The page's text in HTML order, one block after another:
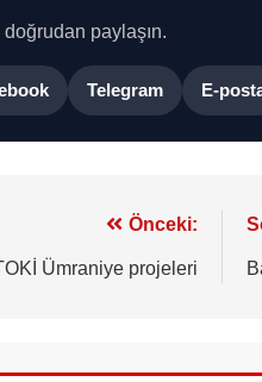
doğrudan paylaşın.
Telegram E-
Önceki:
Ümraniye projeleri